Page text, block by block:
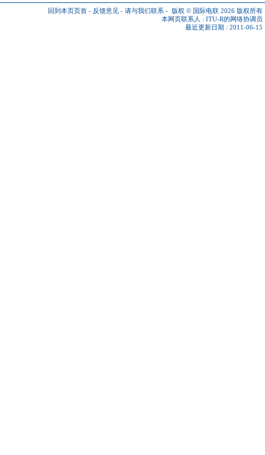
回到本页页首 - 反馈意见 - 请与我们联系 - 版权 © 国际电联 2026 版权所有
本网页联系人 : ITU-R的网络协调员
最近更新日期 : 2011-06-15